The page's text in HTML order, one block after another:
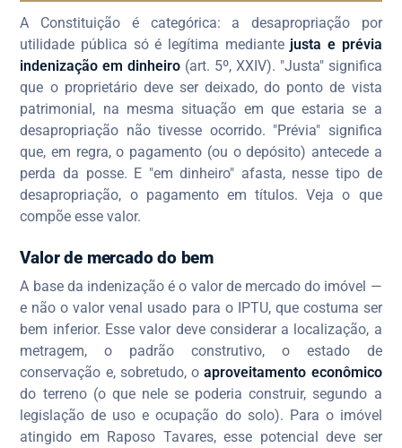
A Constituição é categórica: a desapropriação por
utilidade pública só é legítima mediante justa e prévia
indenização em dinheiro (art. 5º, XXIV). "Justa" significa
que o proprietário deve ser deixado, do ponto de vista
patrimonial, na mesma situação em que estaria se a
desapropriação não tivesse ocorrido. "Prévia" significa
que, em regra, o pagamento (ou o depósito) antecede a
perda da posse. E "em dinheiro" afasta, nesse tipo de
desapropriação, o pagamento em títulos. Veja o que
compõe esse valor.
Valor de mercado do bem
A base da indenização é o valor de mercado do imóvel —
e não o valor venal usado para o IPTU, que costuma ser
bem inferior. Esse valor deve considerar a localização, a
metragem, o padrão construtivo, o estado de
conservação e, sobretudo, oaproveitamento econômico
do terreno (o que nele se poderia construir, segundo a
legislação de uso e ocupação do solo). Para o imóvel
atingido em Raposo Tavares, esse potencial deve ser